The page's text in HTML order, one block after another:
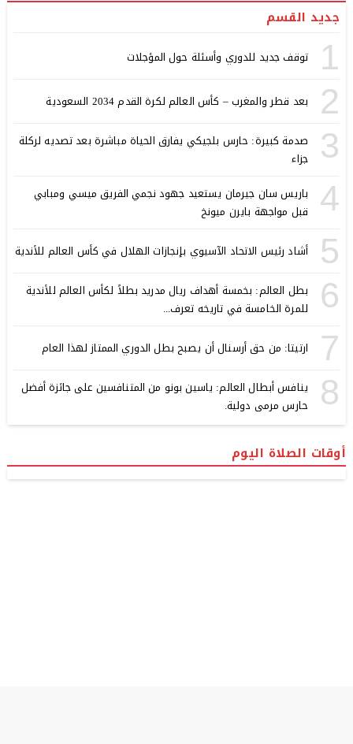
جديد القسم
1 توقف جديد للدوري وأسئلة حول المؤجلات
2 بعد قطر والمغرب – كأس العالم لكرة القدم 2034 السعودية
3
صدمة كبيرة: حارس بلجيكي يفارق الحياة مباشرة بعد تصديه لركلة
جزاء
4
باريس سان جيرمان يستعيد جهود نجمي الفريق ميسي ومبابي
قبل مواجهة بايرن ميونخ
5 أشاد رئيس الاتحاد الآسيوي بإنجازات الهلال في كأس العالم للأندية
6
بطل العالم: بخمسة أهداف ريال مدريد بطلاً لكأس العالم للأندية
للمرة الخامسة في تاريخه تعرف...
7 ارتيتا: من حق أرسنال أن يصبح بطل الدوري الممتاز لهذا العام
8
ينافس أبطال العالم: ياسين بونو من المتنافسين على جائزة أفضل
حارس مرمى دولية.
أوقات الصلاة اليوم